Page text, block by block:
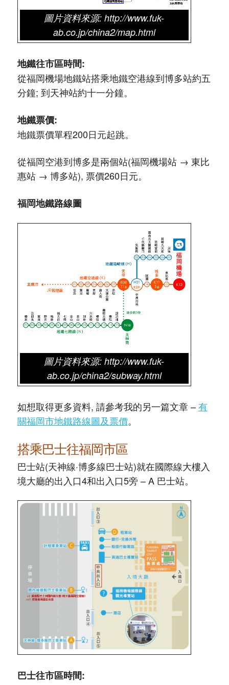
圖片資料來源: http://www.fuk-
ab.co.jp/china2/map.html
地鐵往市區時間:
從福岡機場地鐵站搭乘地鐵空港線到博多站約五
分鐘; 到天神站約十一分鐘。
地鐵票價:
地鐵票價單程200日元起跳。
從福岡空港到博多是兩個站(福岡機場站 → 東比
惠站 → 博多站), 票價260日元。
福岡地鐵路線圖
圖片資料來源: http://www.fuk-
ab.co.jp/china2/subway.html
如想取得更多資料, 請參考我的另一篇文章 –有
關福岡市地鐵路線圖及票價。
搭乘巴士往福岡市區
巴士站(天神線·博多線巴士站)就在國際線大樓入
境大廳的出入口4和出入口5旁 – A 巴士站。
巴士往市區時間: